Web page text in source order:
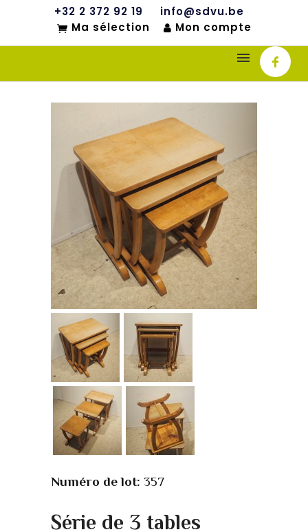
+32 2 372 92 19
info@sdvu.be
Ma sélection
Mon compte
Numéro de lot: 357
Série de 3 tables